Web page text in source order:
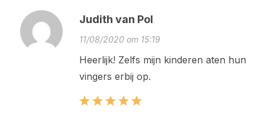
Judith van Pol
11/08/2020 om 15:19
Heerlijk! Zelfs mijn kinderen aten hun
vingers erbij op.